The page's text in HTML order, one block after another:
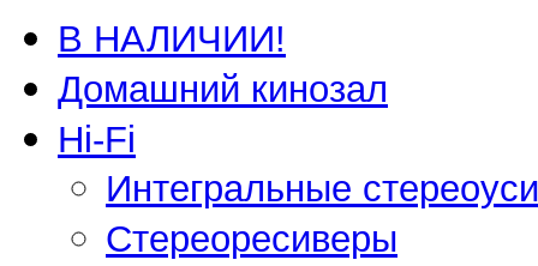
В НАЛИЧИИ!
Домашний кинозал
Hi-Fi
Интегральные
Стереоресиверы